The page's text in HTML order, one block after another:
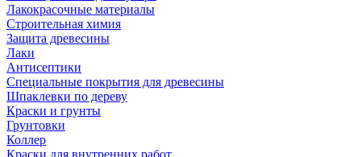
Лакокрасочные материалы
Строительная химия
Защита древесины
Лаки
Антисептики
Специальные покрытия для древесины
Шпаклевки по дереву
Краски и грунты
Грунтовки
Коллер
Краски для внутренних работ